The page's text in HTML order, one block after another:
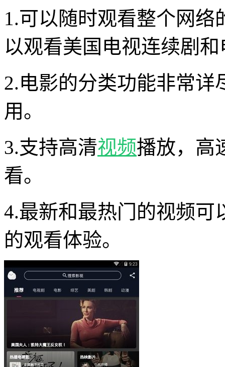
1.可以随时观看整个网
以观看美国电视连续剧
2.电影的分类功能非常详
用。
3.支持高清视频播放，高
看。
4.最新和最热门的视频可
的观看体验。